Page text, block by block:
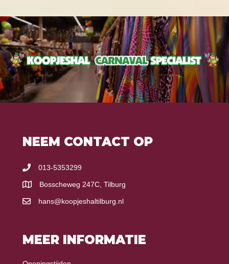
NEEM CONTACT OP
013-5353299
Bosscheweg 247C, Tilburg
hans@koopjeshaltilburg.nl
MEER INFORMATIE